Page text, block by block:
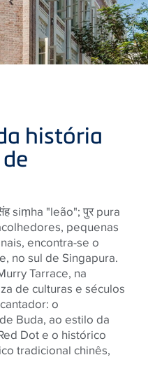
história
siṃha "leão"; पुर pura
pequenas
encontra-se o
no sul de Singapura.
Tarrace, na
de culturas e séculos
o
Buda, ao estilo da
Dot e o histórico
tradicional chinês,